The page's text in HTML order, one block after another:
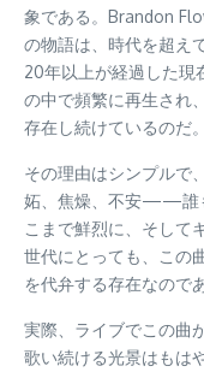
象である。Brandon
の物語は、時代を超え
20年以上が経過した現
の中で頻繁に再生され
存在し続けているのだ。
その理由はシンプルで
妬、焦燥、不安——誰
こまで鮮烈に、そして
世代にとっても、この
を代弁する存在なので
実際、ライブでこの曲
歌い続ける光景はもは